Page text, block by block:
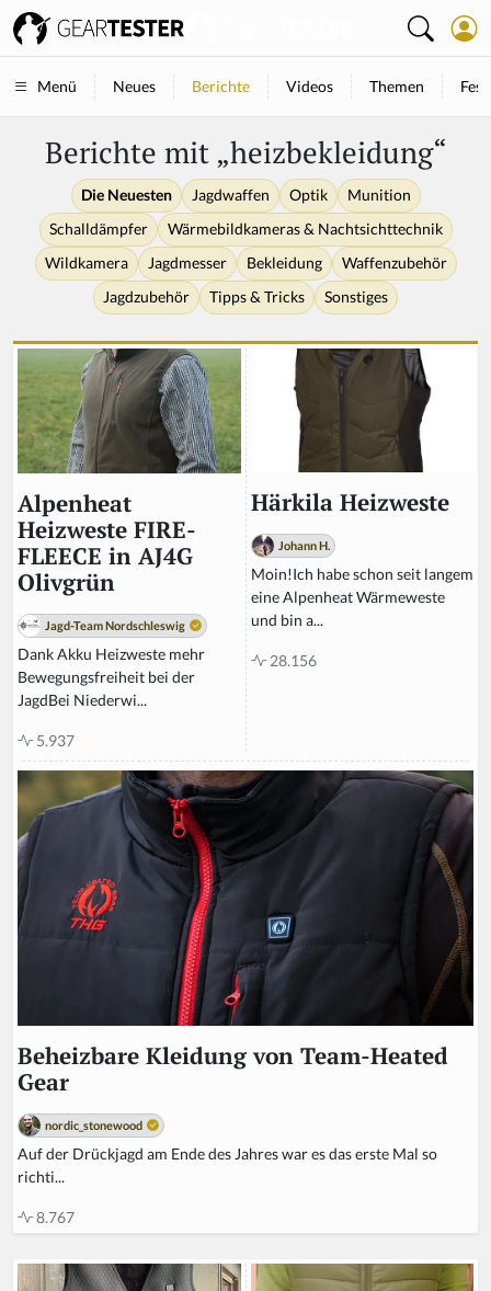
Menü Neues Berichte Videos Themen
Berichte mit „heizbekleidung“
Die Neuesten Jagdwaffen Optik
Munition
Schalldämpfer
Wärmebildkameras & Nachtsichttechnik
Wildkamera
Jagdmesser Bekleidung
Waffenzubehör
Jagdzubehör
Tipps & Tricks Sonstiges
Alpenheat
Heizweste FIRE-
FLEECE in AJ4G
Olivgrün
Jagd-Team Nordschleswig
Dank Akku Heizweste mehr
Bewegungsfreiheit bei der
JagdBei Niederwi...
5.937
Härkila Heizweste
Johann H.
Moin!Ich habe schon seit langem
eine Alpenheat Wärmeweste
und bin a...
28.156
Beheizbare Kleidung von Team-Heated
Gear
nordic_stonewood
Auf der Drückjagd am Ende des Jahres war es das erste Mal so
richti...
8.767